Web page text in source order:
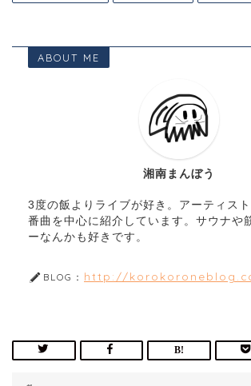
ABOUT ME
湘南まんぼう
3度の飯よりライブが好き。アーティス
番曲を中心に紹介しています。サウナや
ーなんかも好きです。
BLOG： http://